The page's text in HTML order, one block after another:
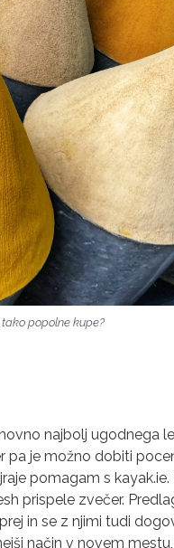
popolne kupe?
najbolj ugodnega
pa je možno dobiti
pomagam s
prispele zvečer.
in se z njimi tudi
način v novem